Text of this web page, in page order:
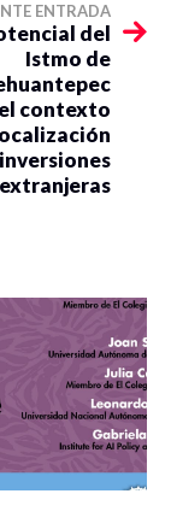
ENTRADA
del
Istmo de
contexto
extranjeras